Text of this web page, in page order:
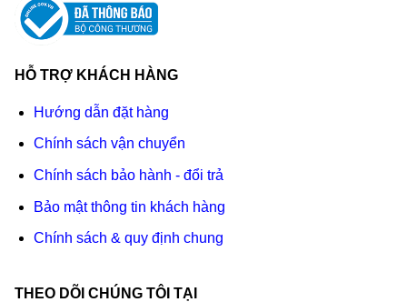
HỖ TRỢ KHÁCH HÀNG
Hướng dẫn đặt hàng
Chính sách vận chuyển
Chính sách bảo hành - đổi trả
Bảo mật thông tin khách hàng
Chính sách & quy định chung
THEO DÕI CHÚNG TÔI TẠI